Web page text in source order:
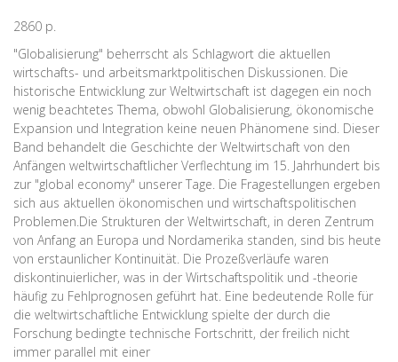
2860 p.
"Globalisierung" beherrscht als Schlagwort die aktuellen
wirtschafts- und arbeitsmarktpolitischen Diskussionen. Die
historische Entwicklung zur Weltwirtschaft ist dagegen ein noch
wenig beachtetes Thema, obwohl Globalisierung, ökonomische
Expansion und Integration keine neuen Phänomene sind. Dieser
Band behandelt die Geschichte der Weltwirtschaft von den
Anfängen weltwirtschaftlicher Verflechtung im 15. Jahrhundert bis
zur "global economy" unserer Tage. Die Fragestellungen ergeben
sich aus aktuellen ökonomischen und wirtschaftspolitischen
Problemen.Die Strukturen der Weltwirtschaft, in deren Zentrum
von Anfang an Europa und Nordamerika standen, sind bis heute
von erstaunlicher Kontinuität. Die Prozeßverläufe waren
diskontinuierlicher, was in der Wirtschaftspolitik und -theorie
häufig zu Fehlprognosen geführt hat. Eine bedeutende Rolle für
die weltwirtschaftliche Entwicklung spielte der durch die
Forschung bedingte technische Fortschritt, der freilich nicht
immer parallel mit einer